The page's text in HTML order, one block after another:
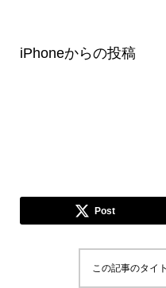
iPhoneからの投稿
Post
この記事のタイ